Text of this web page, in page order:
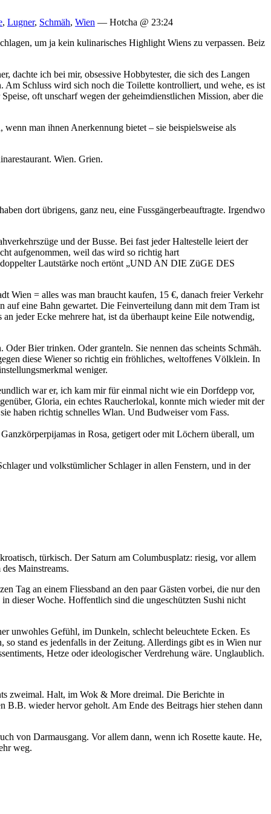
, Lugner, Schmäh, Wien — Hotcha @ 23:24
um ja kein kulinarisches Highlight Wiens zu verpassen. Beiz
dachte ich bei mir, obsessive Hobbytester, die sich des Langen
Am Schluss wird sich noch die Toilette kontrolliert, und wehe, es ist
oft unscharf wegen der geheimdienstlichen Mission, aber die
man ihnen Anerkennung bietet – sie beispielsweise als
Wien. Grien.
dort übrigens, ganz neu, eine Fussgängerbeauftragte. Irgendwo
und der Busse. Bei fast jeder Haltestelle leiert der
aufgenommen, weil das wird so richtig hart
doppelter Lautstärke noch ertönt „UND AN DIE ZüGE DES
Wien = alles was man braucht kaufen, 15 €, danach freier Verkehr
auf eine Bahn gewartet. Die Feinverteilung dann mit dem Tram ist
jeder Ecke mehrere hat, ist da überhaupt keine Eile notwendig,
Bier trinken. Oder granteln. Sie nennen das scheints Schmäh.
diese Wiener so richtig ein fröhliches, weltoffenes Völklein. In
weniger.
war er, ich kam mir für einmal nicht wie ein Dorfdepp vor,
Gloria, ein echtes Raucherlokal, konnte mich wieder mit der
haben richtig schnelles Wlan. Und Budweiser vom Fass.
in Rosa, getigert oder mit Löchern überall, um
und volkstümlicher Schlager in allen Fenstern, und in der
türkisch. Der Saturn am Columbusplatz: riesig, vor allem
Mainstreams.
Tag an einem Fliessband an den paar Gästen vorbei, die nur den
dieser Woche. Hoffentlich sind die ungeschützten Sushi nicht
unwohles Gefühl, im Dunkeln, schlecht beleuchtete Ecken. Es
stand es jedenfalls in der Zeitung. Allerdings gibt es in Wien nur
Hetze oder ideologischer Verdrehung wäre. Unglaublich.
zweimal. Halt, im Wok & More dreimal. Die Berichte in
B.B. wieder hervor geholt. Am Ende des Beitrags hier stehen dann
von Darmausgang. Vor allem dann, wenn ich Rosette kaute. He,
weg.